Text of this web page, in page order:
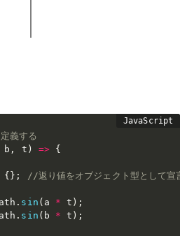
義する
b , t ) => {
{ } ; //返り値をオブジェクト型として宣言
. sin ( a * t ) ;
. sin ( b * t ) ;